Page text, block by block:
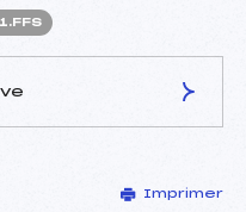
MASSAROTTI PASCAL
Imprimer